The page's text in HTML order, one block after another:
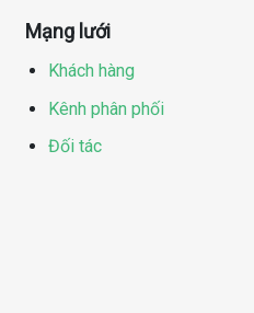
Mạng lưới
Khách hàng
Kênh phân phối
Đối tác